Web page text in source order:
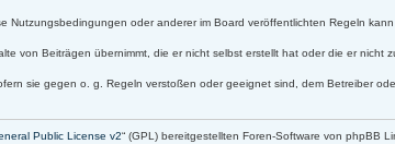
oder anderer im Board veröffentlichten Regeln
von Beiträgen übernimmt, die er nicht selbst erstellt hat oder die er nicht
sie gegen o. g. Regeln verstoßen oder geeignet sind, dem Betreiber
Public License v2“ (GPL) bereitgestellten Foren-Software von phpBB